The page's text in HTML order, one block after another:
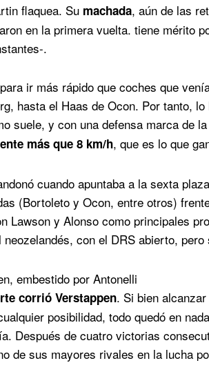
flaquea. Su machada, aún de las
en la primera vuelta. tiene mérito
.
ir más rápido que coches que
hasta el Haas de Ocon. Por tanto,
suele, y con una defensa marca de
más que 8 km/h, que es lo que
cuando apuntaba a la sexta
(Bortoleto y Ocon, entre otros)
Lawson y Alonso como principales
neozelandés, con el DRS abierto,
embestido por Antonelli
corrió Verstappen. Si bien
posibilidad, todo quedó en
Después de cuatro victorias
de sus mayores rivales en la lucha